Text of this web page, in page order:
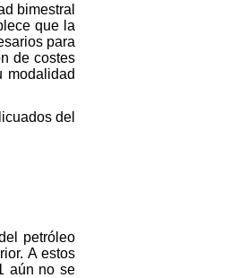
bimestral
que la
para
de costes
modalidad
del
petróleo
A estos
aún no se